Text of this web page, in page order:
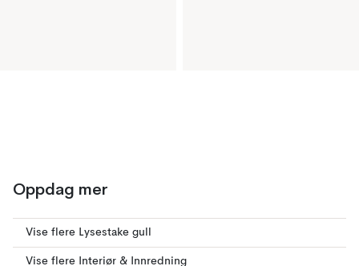
Oppdag mer
Vise flere Lysestake gull
Vise flere Interiør & Innredning